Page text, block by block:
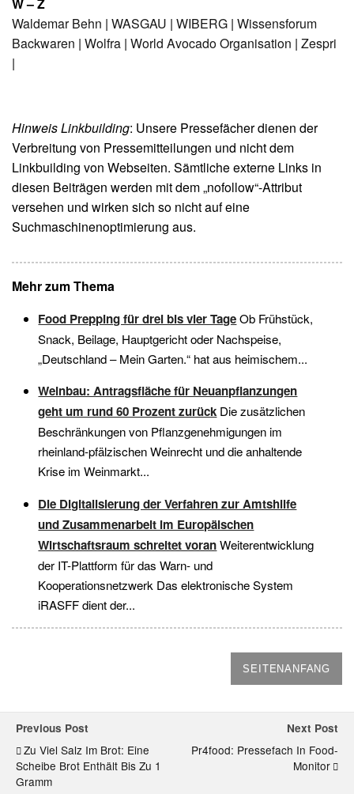
W – Z
Waldemar Behn | WASGAU | WIBERG | Wissensforum
Backwaren | Wolfra | World Avocado Organisation | Zespri
|
Hinweis Linkbuilding: Unsere Pressefächer dienen der
Verbreitung von Pressemitteilungen und nicht dem
Linkbuilding von Webseiten. Sämtliche externe Links in
diesen Beiträgen werden mit dem „nofollow“-Attribut
versehen und wirken sich so nicht auf eine
Suchmaschinenoptimierung aus.
Mehr zum Thema
Food Prepping für drei bis vier TageOb Frühstück,
Snack, Beilage, Hauptgericht oder Nachspeise,
„Deutschland – Mein Garten.“ hat aus heimischem...
Weinbau: Antragsfläche für Neuanpflanzungen
geht um rund 60 Prozent zurück Die zusätzlichen
Beschränkungen von Pflanzgenehmigungen im
rheinland-pfälzischen Weinrecht und die anhaltende
Krise im Weinmarkt...
Die Digitalisierung der Verfahren zur Amtshilfe
und Zusammenarbeit im Europäischen
Wirtschaftsraum schreitet voranWeiterentwicklung
der IT-Plattform für das Warn- und
Kooperationsnetzwerk Das elektronische System
iRASFF dient der...
SEITENANFANG
Previous Post
Zu Viel Salz Im Brot: Eine
Scheibe Brot Enthält Bis Zu 1
Gramm
Next Post
Pr4food: Pressefach In Food-
Monitor